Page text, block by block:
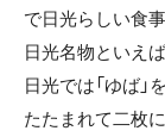
で日光らしい食
日光名物といえば
日光では「ゆば」
たたまれて二枚